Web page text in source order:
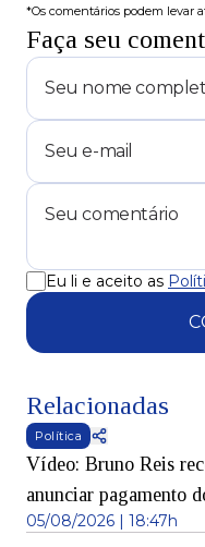
*Os comentários podem levar
Faça seu
Eu li e aceito as
Relacionadas
Política
Vídeo: Bruno Reis
anunciar pagamento
05/08/2026 | 18:47h